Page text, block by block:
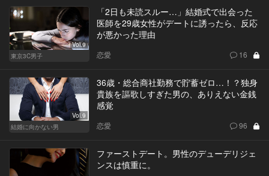
Vol.9
東京3C男子
「2日も未読スルー…」結婚式で出会った
医師を29歳女性がデートに誘ったら、反応
が悪かった理由
恋愛 16
Vol.9
結婚に向かない男
36歳・総合商社勤務で貯蓄ゼロ…！？独身
貴族を謳歌しすぎた男の、ありえない金銭
感覚
恋愛 96
ファーストデート。男性のデューデリジェ
ンスは慎重に。